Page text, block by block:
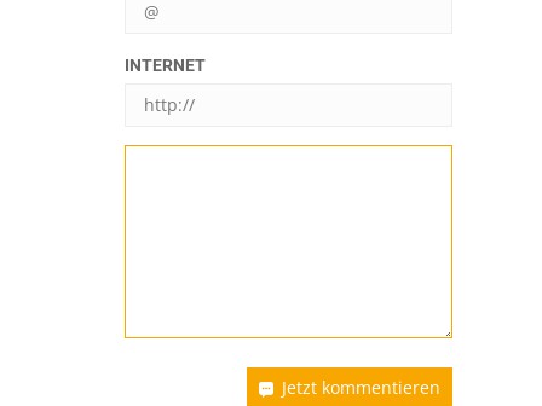
INTERNET
Jetzt kommentieren